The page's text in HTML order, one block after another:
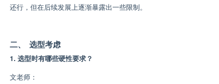
还行，但在后续发展上逐渐暴露出一些限制。
二、 选型考虑
1. 选型时有哪些硬性要求？
文老师：